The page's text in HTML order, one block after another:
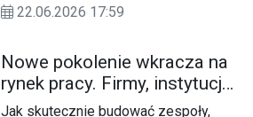
rynku? O tym rozmawiano podczas
„Wsparcie rozwoju nowoczesnego
kształcenia zawodowego,
szkolnictwa wyższego oraz uczenia
22.06.2026 17:59
Nowe pokolenie wkracza na
rynek pracy. Firmy, instytucje
i szkoły dostosowują się do
Jak skutecznie budować zespoły,